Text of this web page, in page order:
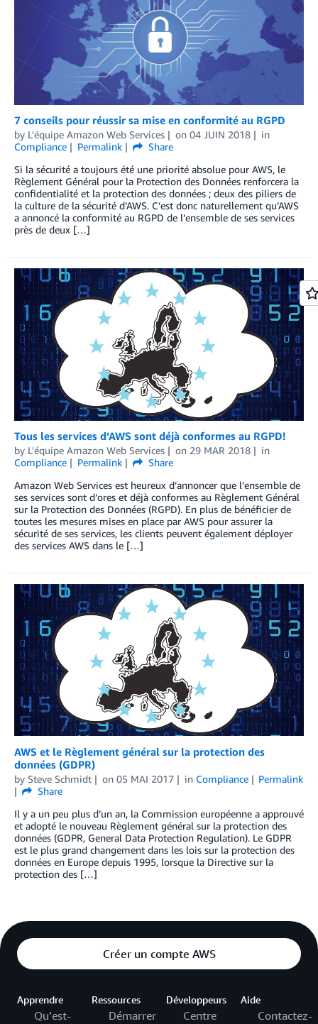
7 conseils pour réussir sa mise en conformité au RGPD
by L'équipe Amazon Web Services on 04 JUIN 2018
in
Compliance
Permalink
Share
Si la sécurité a toujours été une priorité absolue pour AWS, le
Règlement Général pour la Protection des Données renforcera la
confidentialité et la protection des données ; deux des piliers de
la culture de la sécurité d’AWS. C’est donc naturellement qu’AWS
a annoncé la conformité au RGPD de l’ensemble de ses services
près de deux […]
Tous les services d’AWS sont déjà conformes au RGPD!
by L'équipe Amazon Web Services on 29 MAR 2018
in
Compliance
Permalink
Share
Amazon Web Services est heureux d’annoncer que l’ensemble de
ses services sont d’ores et déjà conformes au Règlement Général
sur la Protection des Données (RGPD). En plus de bénéficier de
toutes les mesures mises en place par AWS pour assurer la
sécurité de ses services, les clients peuvent également déployer
des services AWS dans le […]
AWS et le Règlement général sur la protection des
données (GDPR)
by Steve Schmidt on 05 MAI 2017 in Compliance
Permalink
Share
Il y a un peu plus d’un an, la Commission européenne a approuvé
et adopté le nouveau Règlement général sur la protection des
données (GDPR, General Data Protection Regulation). Le GDPR
est le plus grand changement dans les lois sur la protection des
données en Europe depuis 1995, lorsque la Directive sur la
protection des […]
Créer un compte AWS
Apprendre
Qu’est-
Ressources
Démarrer
Développeurs
Centre
Aide
Contactez-